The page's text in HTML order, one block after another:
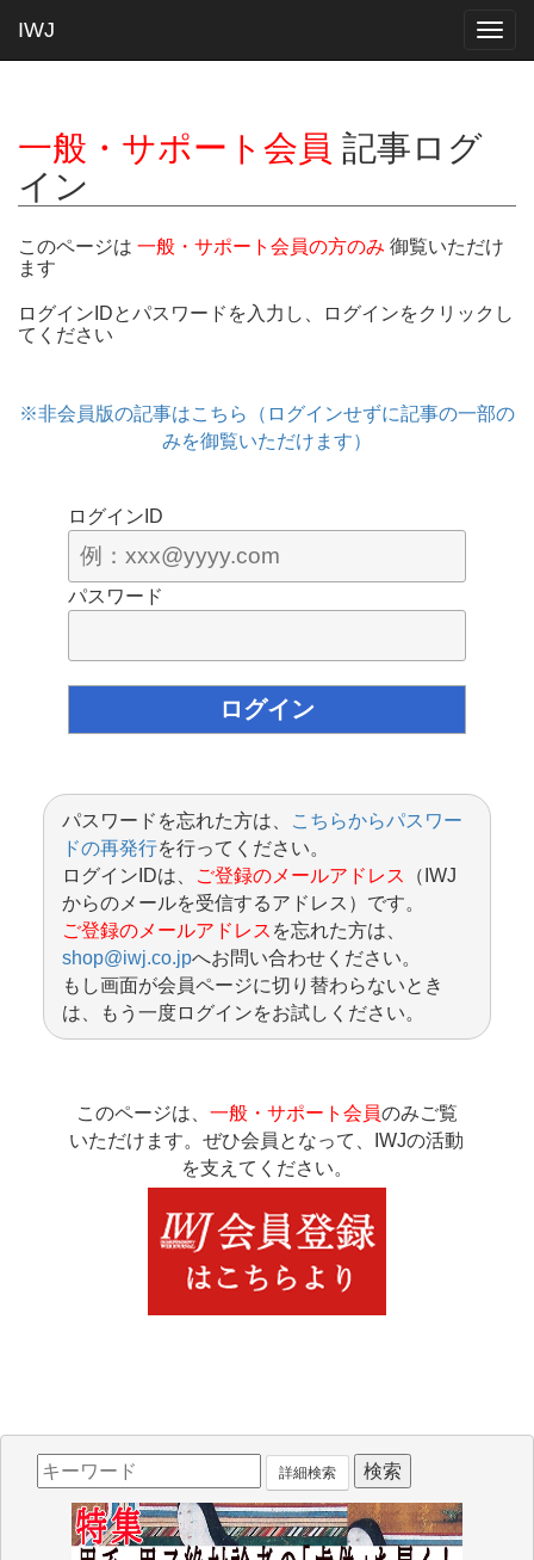
IWJ
一般・サポート会員 記事ログ
イン
このページは 一般・サポート会員の方のみ 御覧いただけ
ます
ログインIDとパスワードを入力し、ログインをクリックし
てください
※非会員版の記事はこちら（ログインせずに記事の一部の
みを御覧いただけます）
ログインID
パスワード
パスワードを忘れた方は、
こちらからパスワー
ドの再発行を行ってください。
ログインIDは、
ご登録のメールアドレス
（IWJ
からのメールを受信するアドレス）です。
ご登録のメールアドレス を忘れた方は、
shop@iwj.co.jpへお問い合わせください。
もし画面が会員ページに切り替わらないとき
は、もう一度ログインをお試しください。
このページは、 一般・サポート会員のみご覧
いただけます。ぜひ会員となって、IWJの活動
を支えてください。
詳細検索